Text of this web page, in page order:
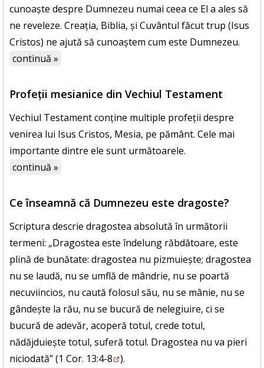
cunoaște despre Dumnezeu numai ceea ce El a ales să
ne reveleze. Creația, Biblia, și Cuvântul făcut trup (Isus
Cristos) ne ajută să cunoaștem cum este Dumnezeu.
continuă »
Profeții mesianice din Vechiul Testament
Vechiul Testament conține multiple profeții despre
venirea lui Isus Cristos, Mesia, pe pământ. Cele mai
importante dintre ele sunt următoarele.
continuă »
Ce înseamnă că Dumnezeu este dragoste?
Scriptura descrie dragostea absolută în următorii
termeni: „Dragostea este îndelung răbdătoare, este
plină de bunătate: dragostea nu pizmuiește; dragostea
nu se laudă, nu se umflă de mândrie, nu se poartă
necuviincios, nu caută folosul său, nu se mânie, nu se
gândește la rău, nu se bucură de nelegiuire, ci se
bucură de adevăr, acoperă totul, crede totul,
nădăjduiește totul, suferă totul. Dragostea nu va pieri
niciodată” (1 Cor. 13:4-8
).